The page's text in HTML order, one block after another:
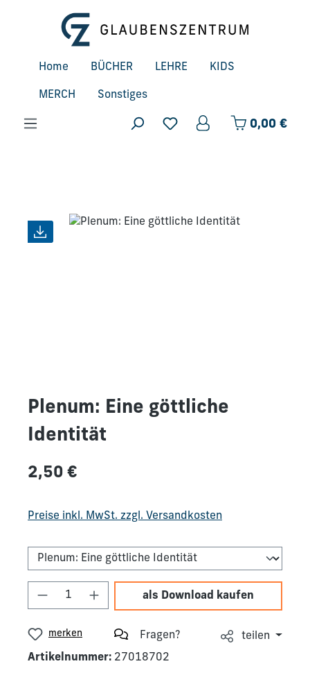
Zum Hauptinhalt springen
Home BÜCHER LEHRE KIDS
MERCH Sonstiges
0,00 €
Plenum: Eine göttliche
Identität
Regulärer Preis:
2,50 €
Preise inkl. MwSt. zzgl. Versandkosten
Produkt Anzahl: Gib den gewünschten
als Download kaufen
merken Fragen?
teilen
Artikelnummer: 27018702